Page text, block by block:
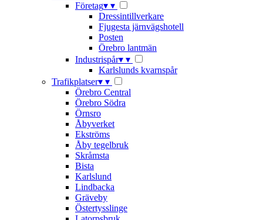
Företag▾ ▾
Dressintillverkare
Fjugesta järnvägshotell
Posten
Örebro lantmän
Industrispår▾ ▾
Karlslunds kvarnspår
Trafikplatser▾ ▾
Örebro Central
Örebro Södra
Örnsro
Åbyverket
Ekströms
Åby tegelbruk
Skråmsta
Bista
Karlslund
Lindbacka
Gräveby
Östertysslinge